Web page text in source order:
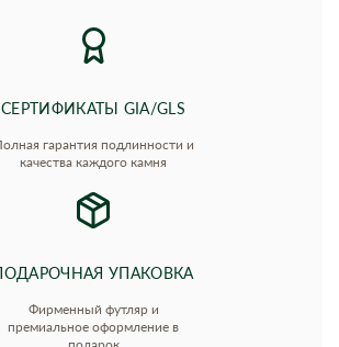
СЕРТИФИКАТЫ GIA/GLS
гарантия подлинности и
качества каждого камня
УПАКОВКА
Фирменный футляр и
премиальное оформление в
подарок